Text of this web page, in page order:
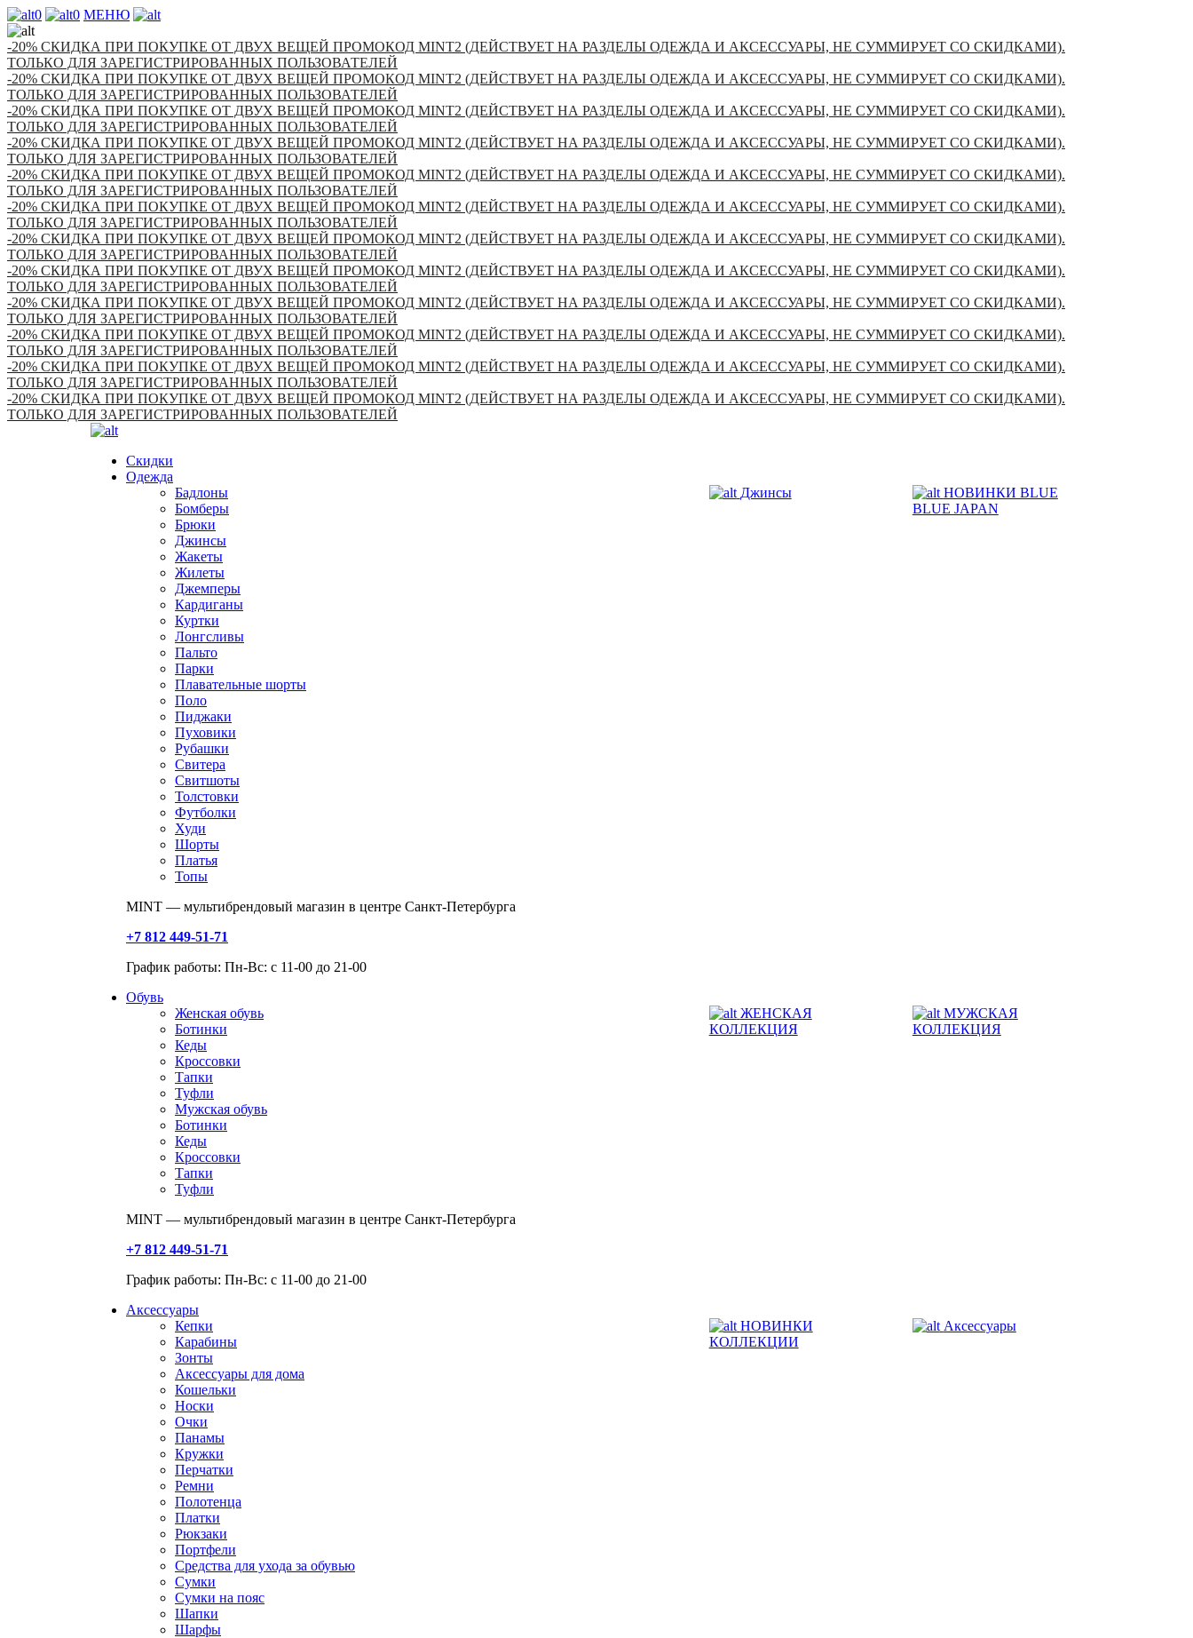
0 0 МЕНЮ
-20% СКИДКА ПРИ ПОКУПКЕ ОТ ДВУХ ВЕЩЕЙ ПРОМОКОД MINT2 (ДЕЙСТВУЕТ НА РАЗДЕЛЫ ОДЕЖДА И АКСЕССУАРЫ, НЕ СУММИРУЕТ СО СКИДКАМИ).
ТОЛЬКО ДЛЯ ЗАРЕГИСТРИРОВАННЫХ ПОЛЬЗОВАТЕЛЕЙ
-20% СКИДКА ПРИ ПОКУПКЕ ОТ ДВУХ ВЕЩЕЙ ПРОМОКОД MINT2 (ДЕЙСТВУЕТ НА РАЗДЕЛЫ ОДЕЖДА И АКСЕССУАРЫ, НЕ СУММИРУЕТ СО СКИДКАМИ).
ТОЛЬКО ДЛЯ ЗАРЕГИСТРИРОВАННЫХ ПОЛЬЗОВАТЕЛЕЙ
-20% СКИДКА ПРИ ПОКУПКЕ ОТ ДВУХ ВЕЩЕЙ ПРОМОКОД MINT2 (ДЕЙСТВУЕТ НА РАЗДЕЛЫ ОДЕЖДА И АКСЕССУАРЫ, НЕ СУММИРУЕТ СО СКИДКАМИ).
ТОЛЬКО ДЛЯ ЗАРЕГИСТРИРОВАННЫХ ПОЛЬЗОВАТЕЛЕЙ
-20% СКИДКА ПРИ ПОКУПКЕ ОТ ДВУХ ВЕЩЕЙ ПРОМОКОД MINT2 (ДЕЙСТВУЕТ НА РАЗДЕЛЫ ОДЕЖДА И АКСЕССУАРЫ, НЕ СУММИРУЕТ СО СКИДКАМИ).
ТОЛЬКО ДЛЯ ЗАРЕГИСТРИРОВАННЫХ ПОЛЬЗОВАТЕЛЕЙ
-20% СКИДКА ПРИ ПОКУПКЕ ОТ ДВУХ ВЕЩЕЙ ПРОМОКОД MINT2 (ДЕЙСТВУЕТ НА РАЗДЕЛЫ ОДЕЖДА И АКСЕССУАРЫ, НЕ СУММИРУЕТ СО СКИДКАМИ).
ТОЛЬКО ДЛЯ ЗАРЕГИСТРИРОВАННЫХ ПОЛЬЗОВАТЕЛЕЙ
-20% СКИДКА ПРИ ПОКУПКЕ ОТ ДВУХ ВЕЩЕЙ ПРОМОКОД MINT2 (ДЕЙСТВУЕТ НА РАЗДЕЛЫ ОДЕЖДА И АКСЕССУАРЫ, НЕ СУММИРУЕТ СО СКИДКАМИ).
ТОЛЬКО ДЛЯ ЗАРЕГИСТРИРОВАННЫХ ПОЛЬЗОВАТЕЛЕЙ
-20% СКИДКА ПРИ ПОКУПКЕ ОТ ДВУХ ВЕЩЕЙ ПРОМОКОД MINT2 (ДЕЙСТВУЕТ НА РАЗДЕЛЫ ОДЕЖДА И АКСЕССУАРЫ, НЕ СУММИРУЕТ СО СКИДКАМИ).
ТОЛЬКО ДЛЯ ЗАРЕГИСТРИРОВАННЫХ ПОЛЬЗОВАТЕЛЕЙ
-20% СКИДКА ПРИ ПОКУПКЕ ОТ ДВУХ ВЕЩЕЙ ПРОМОКОД MINT2 (ДЕЙСТВУЕТ НА РАЗДЕЛЫ ОДЕЖДА И АКСЕССУАРЫ, НЕ СУММИРУЕТ СО СКИДКАМИ).
ТОЛЬКО ДЛЯ ЗАРЕГИСТРИРОВАННЫХ ПОЛЬЗОВАТЕЛЕЙ
-20% СКИДКА ПРИ ПОКУПКЕ ОТ ДВУХ ВЕЩЕЙ ПРОМОКОД MINT2 (ДЕЙСТВУЕТ НА РАЗДЕЛЫ ОДЕЖДА И АКСЕССУАРЫ, НЕ СУММИРУЕТ СО СКИДКАМИ).
ТОЛЬКО ДЛЯ ЗАРЕГИСТРИРОВАННЫХ ПОЛЬЗОВАТЕЛЕЙ
-20% СКИДКА ПРИ ПОКУПКЕ ОТ ДВУХ ВЕЩЕЙ ПРОМОКОД MINT2 (ДЕЙСТВУЕТ НА РАЗДЕЛЫ ОДЕЖДА И АКСЕССУАРЫ, НЕ СУММИРУЕТ СО СКИДКАМИ).
ТОЛЬКО ДЛЯ ЗАРЕГИСТРИРОВАННЫХ ПОЛЬЗОВАТЕЛЕЙ
-20% СКИДКА ПРИ ПОКУПКЕ ОТ ДВУХ ВЕЩЕЙ ПРОМОКОД MINT2 (ДЕЙСТВУЕТ НА РАЗДЕЛЫ ОДЕЖДА И АКСЕССУАРЫ, НЕ СУММИРУЕТ СО СКИДКАМИ).
ТОЛЬКО ДЛЯ ЗАРЕГИСТРИРОВАННЫХ ПОЛЬЗОВАТЕЛЕЙ
-20% СКИДКА ПРИ ПОКУПКЕ ОТ ДВУХ ВЕЩЕЙ ПРОМОКОД MINT2 (ДЕЙСТВУЕТ НА РАЗДЕЛЫ ОДЕЖДА И АКСЕССУАРЫ, НЕ СУММИРУЕТ СО СКИДКАМИ).
ТОЛЬКО ДЛЯ ЗАРЕГИСТРИРОВАННЫХ ПОЛЬЗОВАТЕЛЕЙ
Скидки
Одежда
Бадлоны
Бомберы
Брюки
Джинсы
Жакеты
Жилеты
Джемперы
Кардиганы
Куртки
Лонгсливы
Пальто
Парки
Плавательные шорты
Поло
Пиджаки
Пуховики
Рубашки
Свитера
Свитшоты
Толстовки
Футболки
Худи
Шорты
Платья
Топы
Джинсы
НОВИНКИ BLUE
BLUE JAPAN
MINT — мультибрендовый магазин в центре Санкт-Петербурга
+7 812 449-51-71
График работы: Пн-Вс: с 11-00 до 21-00
Обувь
Женская обувь
Ботинки
Кеды
Кроссовки
Тапки
Туфли
Мужская обувь
Ботинки
Кеды
Кроссовки
Тапки
Туфли
ЖЕНСКАЯ
КОЛЛЕКЦИЯ
МУЖСКАЯ
КОЛЛЕКЦИЯ
MINT — мультибрендовый магазин в центре Санкт-Петербурга
+7 812 449-51-71
График работы: Пн-Вс: с 11-00 до 21-00
Аксессуары
Кепки
Карабины
Зонты
Аксессуары для дома
Кошельки
Носки
Очки
Панамы
Кружки
Перчатки
Ремни
Полотенца
Платки
Рюкзаки
Портфели
Средства для ухода за обувью
Сумки
Сумки на пояс
Шапки
Шарфы
НОВИНКИ
КОЛЛЕКЦИИ
Аксессуары